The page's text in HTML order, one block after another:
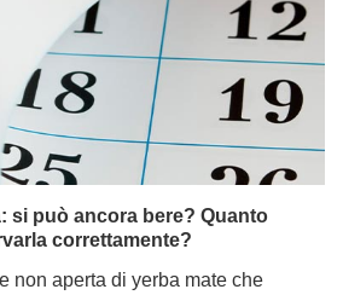
si può ancora bere? Quanto
correttamente?
non aperta di yerba mate che